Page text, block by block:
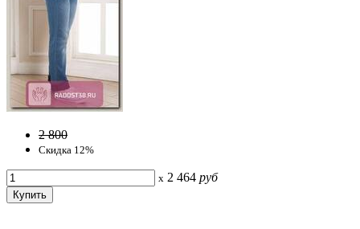
2 800
Скидка 12%
x 2 464 руб